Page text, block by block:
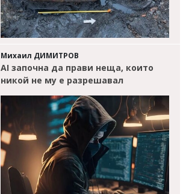
Михаил ДИМИТРОВ
AI започна да прави неща, които
никой не му е разрешавал